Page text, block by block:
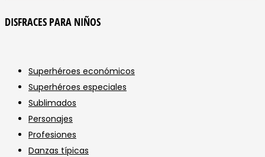
DISFRACES PARA NIÑOS
Superhéroes económicos
Superhéroes especiales
Sublimados
Personajes
Profesiones
Danzas típicas